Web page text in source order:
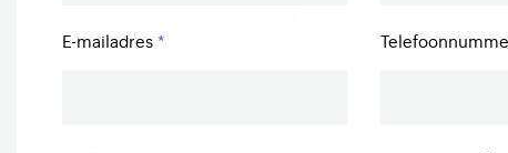
E-mailadres